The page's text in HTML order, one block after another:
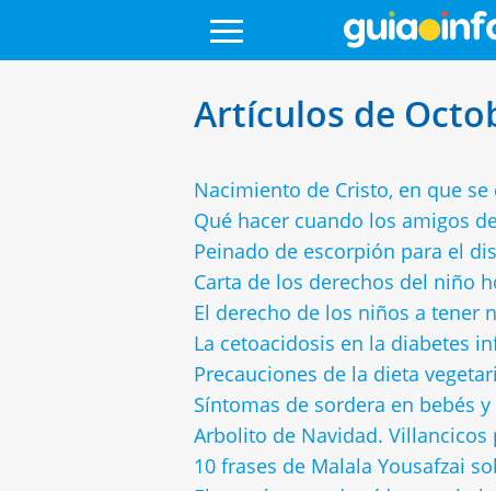
Artículos de
Nacimiento de Cristo, en que
Qué hacer cuando los amigos
Peinado de escorpión para el
Carta de los derechos del niño
El derecho de los niños a tener
La cetoacidosis en la diabetes
Precauciones de la dieta
Síntomas de sordera en bebés
Arbolito de Navidad. Villancicos
10 frases de Malala Yousafzai